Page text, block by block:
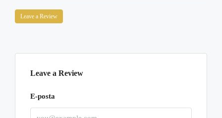
Leave a Review
Leave a Review
E-posta